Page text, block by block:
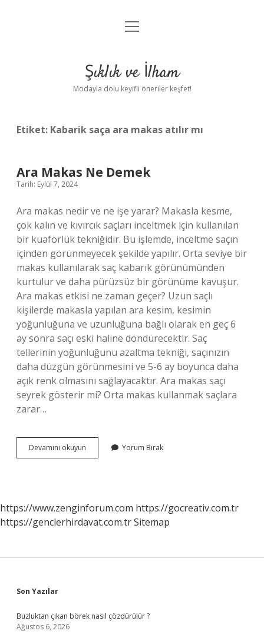
Anasayfa
Yasal Uyarı
menüyü
Şıklık ve İlham
Modayla dolu keyifli öneriler keşfet!
Etiket: Kabarik saça ara makas atılır mı
Ara Makas Ne Demek
Tarih: Eylül 7, 2024
Ara makas nedir ve ne işe yarar? Makasla kesme,
çok kalın ve kıvırcık saçları inceltmek için kullanılan
bir kuaförlük tekniğidir. Bu işlemde, inceltme saçın
içinden görünmeyecek şekilde yapılır. Orta seviye bir
makas kullanılarak saç kabarık görünümünden
kurtulur ve daha pürüzsüz bir görünüme kavuşur.
Ara makas etkisi ne zaman geçer? Uzun saçlı
kişilerde makasla yapılan ara kesim, kesimin
yoğunluğuna ve uzunluğuna bağlı olarak en geç 6
ay sonra saçı eski haline döndürecektir. Saç
tellerinin yoğunluğunu azaltma tekniği, saçınızın
daha düzgün görünmesini ve 5-6 ay boyunca daha
açık renk olmasını sağlayacaktır. Ara makas saçı
seyrek gösterir mi? Orta makas kullanmak saçlara
zarar…
Devamını okuyun
Makas
Yorum Bırak
https://www.zenginforum.com https://gocreativ.com.tr
https://genclerhirdavat.com.trSitemap
Sidebar
Son Yazılar
Buzluktan çıkan börek nasıl çözdürülür ?
Ağustos 6, 2026